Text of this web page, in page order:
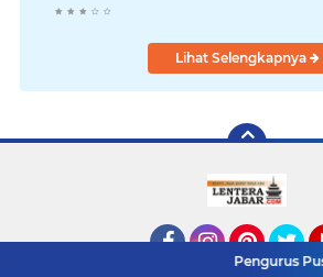
Open Championships 2026
Lihat Selengkapnya
Instagram
Pinterest
Twitter
Pengurus Pusat PWI